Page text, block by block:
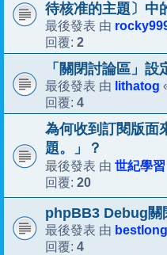
待核准的主題〕中
最後發表 由
回覆: 2
「關閉討論區」設
最後發表 由 lithatog
回覆: 4
為何收到訂閱版面
題。」？
最後發表 由 世紀學習
回覆: 20
phpBB3 Debug關
最後發表 由 bestlong
回覆: 4